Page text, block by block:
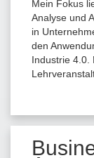
Mein Fokus
Analyse und
in
den
Industrie 4.0.